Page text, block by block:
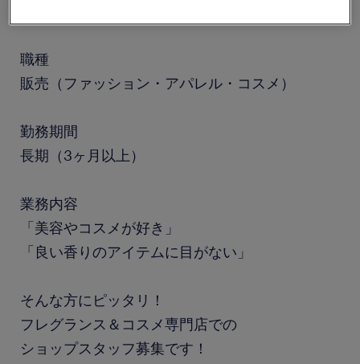
職種
販売（ファッション・アパレル・コスメ）
勤務期間
長期（3ヶ月以上）
業務内容
「美容やコスメが好き」
「良い香りのアイテムに目がない」
そんな方にピッタリ！
フレグランス＆コスメ専門店での
ショップスタッフ募集です！